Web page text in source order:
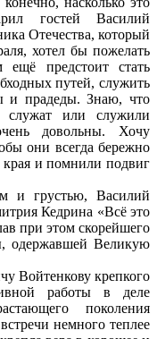
гостей Василий
Отечества, который
хотел бы пожелать
предстоит стать
путей, служить
и прадеды. Знаю, что
служат или служили
довольны. Хочу
они всегда бережно
края и помнили подвиг
и грустью, Василий
Кедрина «Всё это
при этом скорейшего
одержавшей Великую
Войтенкову крепкого
работы в деле
поколения
немного теплее